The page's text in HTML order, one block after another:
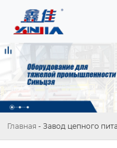
Главная - Завод цепного